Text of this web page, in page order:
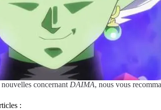
concernant DAIMA, nous vous
: